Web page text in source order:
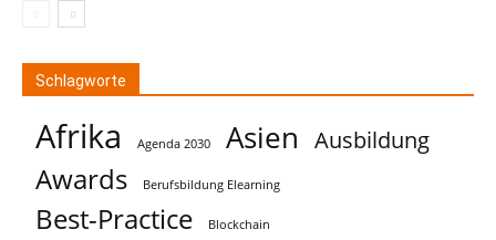
Schlagworte
Afrika Agenda 2030 Asien Ausbildung
Awards Berufsbildung Elearning
Best-Practice Blockchain